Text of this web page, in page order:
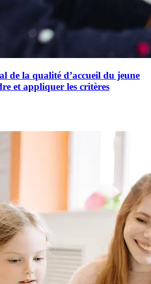
de la qualité d’accueil du jeune
et appliquer les critères